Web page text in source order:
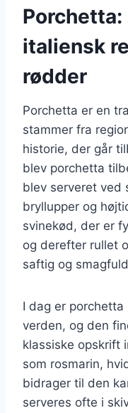
italiensk
rødder
Porchetta er en
stammer fra
historie, der går
blev porchetta
blev serveret ved
bryllupper og
svinekød, der er
og derefter rullet
saftig og
I dag er
verden, og den
klassiske opskrift
som rosmarin,
bidrager til den
serveres ofte i